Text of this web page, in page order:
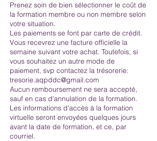
Prenez soin de bien sélectionner le coût de
la formation membre ou non membre selon
votre situation.
Les paiements se font par carte de crédit.
Vous recevrez une facture officielle la
semaine suivant votre achat. Toutefois, si
vous souhaitez un autre mode de
paiement, svp contactez la trésorerie:
tresorie.aqpddc@gmail.com
Aucun remboursement ne sera accepté,
sauf en cas d'annulation de la formation.
Les informations d'accès à la formation
virtuelle seront envoyées quelques jours
avant la date de formation, et ce, par
courriel.